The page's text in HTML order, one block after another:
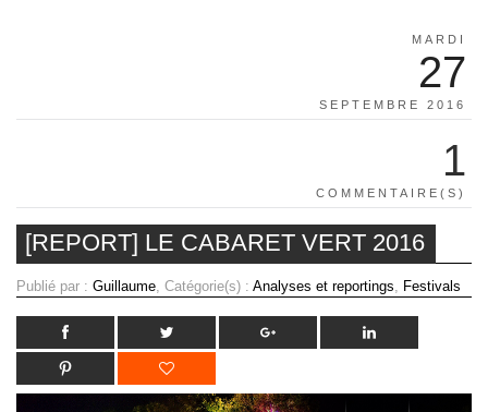
MARDI
27
SEPTEMBRE 2016
1
COMMENTAIRE(S)
[REPORT] LE CABARET VERT 2016
Publié par : Guillaume, Catégorie(s) : Analyses et reportings, Festivals